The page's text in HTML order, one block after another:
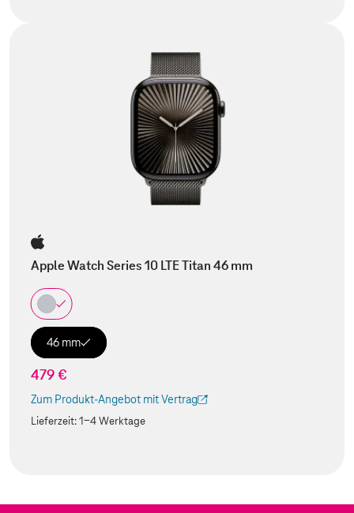
Apple Watch Series 10 LTE Titan 46 mm
46 mm
479 €
Zum Produkt-Angebot mit Vertrag
(Der Link wird in einem neuen Tab geöffnet)
Lieferzeit:1-4 Werktage